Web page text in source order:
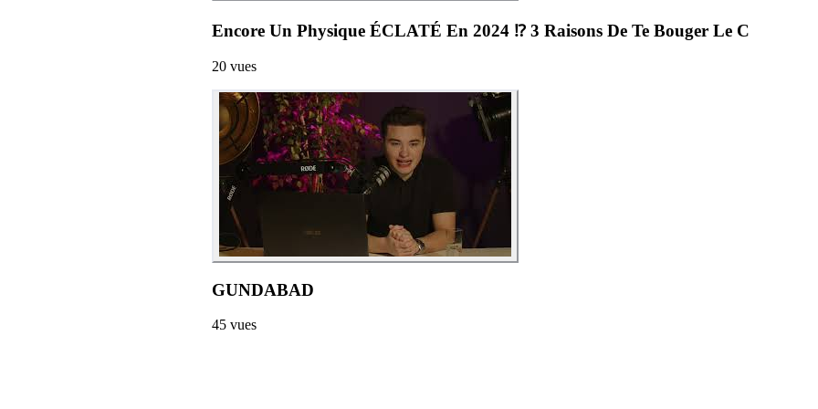
Encore Un Physique ÉCLATÉ En 2024 ⁉️ 3 Raisons De Te Bouger Le C
20 vues
GUNDABAD
45 vues